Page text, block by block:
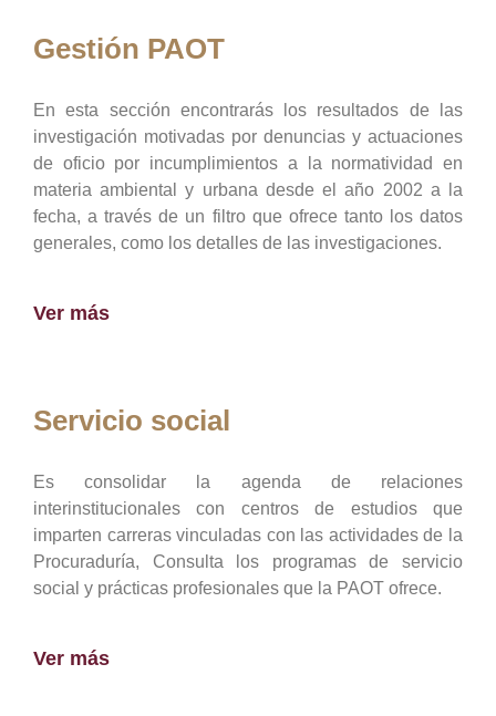
Gestión PAOT
En esta sección encontrarás los resultados de las
investigación motivadas por denuncias y actuaciones
de oficio por incumplimientos a la normatividad en
materia ambiental y urbana desde el año 2002 a la
fecha, a través de un filtro que ofrece tanto los datos
generales, como los detalles de las investigaciones.
Ver más
Servicio social
Es consolidar la agenda de relaciones
interinstitucionales con centros de estudios que
imparten carreras vinculadas con las actividades de la
Procuraduría, Consulta los programas de servicio
social y prácticas profesionales que la PAOT ofrece.
Ver más